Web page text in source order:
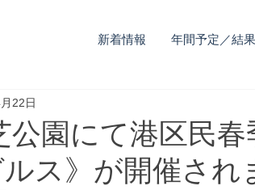
新着情報 年間予定／結果
公園にて港区民
ルス》が開催され
22日